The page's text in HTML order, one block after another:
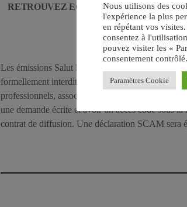
RETROUVEZ EGALEMENT CHAQUE
SALUT LES SIXTIES
[youtube]https://
Les émissions Salut les Sixties qui sont en ligne
formellement interdit d’en faire un usage
professionnels, associations qui souhaiteraient
une demande écrite et avoir un accès codé sous
contrat de diffusion. Une déclaration SCAM
Nous utilisons des
l'expérience la plus
en répétant vos
consentez à
pouvez visiter les «
consentement contrôlé.
Paramètres Cookie